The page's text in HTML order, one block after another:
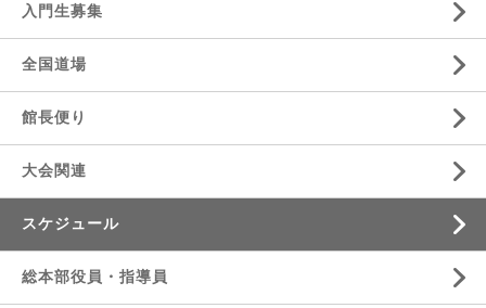
入門生募集
全国道場
館長便り
大会関連
スケジュール
総本部役員・指導員